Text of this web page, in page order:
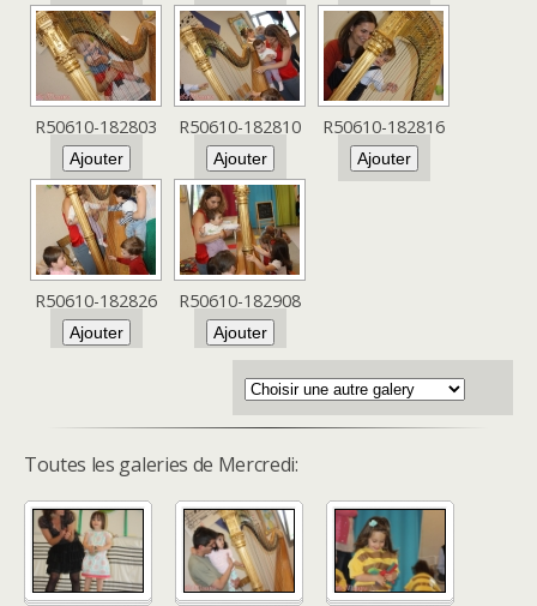
R50610-182803 R50610-182810 R50610-182816
R50610-182826 R50610-182908
Toutes les galeries de Mercredi: